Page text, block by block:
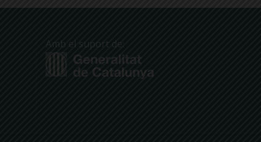
Amb el suport de: